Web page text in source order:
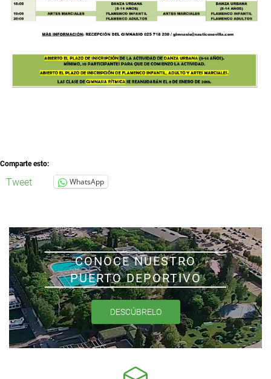
Comparte esto:
Tweet WhatsApp
CONOCE NUESTRO
PUERTO DEPORTIVO
DESCÚBRELO